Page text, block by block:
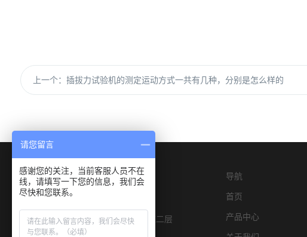
上一个： 插拔力试验机的测定运动方式一共有几种，分别是怎么样的
深圳市宝安区燕罗街道物园路6号E栋二层
导航
首页
产品中心
请您留言
感谢您的关注，当前客服人员不在
线，请填写一下您的信息，我们会
尽快和您联系。